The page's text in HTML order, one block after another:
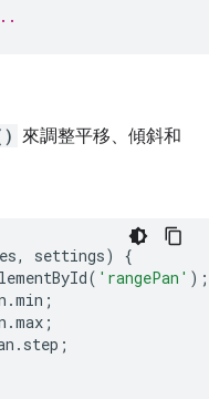
來調整平移、傾斜和
, settings)
{
( 'rangePan' );
.min ;
.max ;
. step ;